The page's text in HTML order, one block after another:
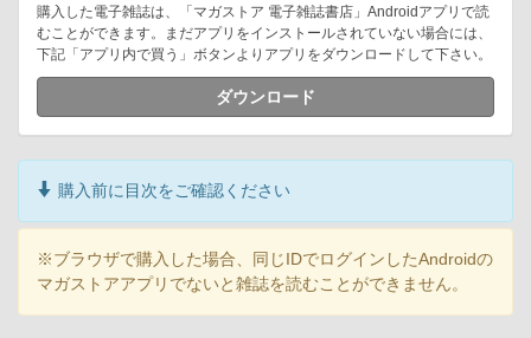
購入した電子雑誌は、「マガストア 電子雑誌書店」Androidアプリで読
むことができます。まだアプリをインストールされていない場合には、
下記「アプリ内で買う」ボタンよりアプリをダウンロードして下さい。
ダウンロード
購入前に目次をご確認ください
※ブラウザで購入した場合、同じIDでログインしたAndroidの
マガストアアプリでないと雑誌を読むことができません。